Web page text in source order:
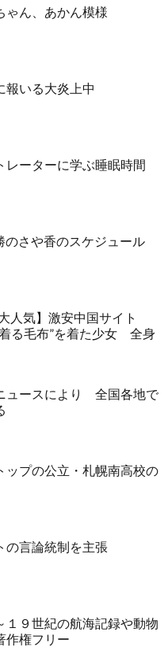
ゃん、あかん模様
報いる大炎上中
レーターに学ぶ睡眠時間
のさや香のスケジュール
人気】激安中国サイト
る毛布”を着た少女 全身
ュースにより 全国各地で
ップの公立・札幌南高校の
言論統制を主張
１９世紀の航海記録や動物
作権フリー